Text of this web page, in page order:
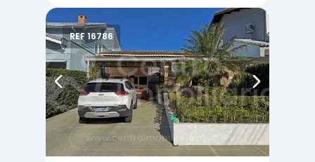
REF 16786